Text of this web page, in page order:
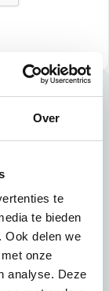
Over
te
te bieden
Ook delen we
onze
analyse. Deze
volgende